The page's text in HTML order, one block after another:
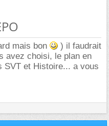
mais bon
) il faudrait
avez choisi, le plan en
SVT et Histoire... a vous